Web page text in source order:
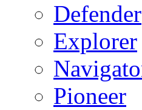
Defender
Explorer
Pioneer